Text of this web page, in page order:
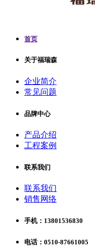
首页
关于福瑞森
企业简介
常见问题
品牌中心
产品介绍
工程案例
联系我们
联系我们
销售网络
手机：13801536830
电话：0510-87661005